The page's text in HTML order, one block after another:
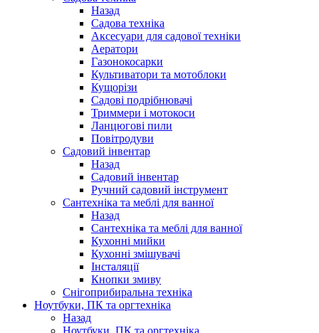
Назад
Садова техніка
Аксесуари для садової техніки
Аератори
Газонокосарки
Культиватори та мотоблоки
Кущорізи
Садові подрібнювачі
Триммери і мотокоси
Ланцюгові пили
Повітродуви
Садовий інвентар
Назад
Садовий інвентар
Ручний садовий інструмент
Сантехніка та меблі для ванної
Назад
Сантехніка та меблі для ванної
Кухонні мийки
Кухонні змішувачі
Інсталяції
Кнопки змиву
Снігоприбиральна техніка
Ноутбуки, ПК та оргтехніка
Назад
Ноутбуки, ПК та оргтехніка